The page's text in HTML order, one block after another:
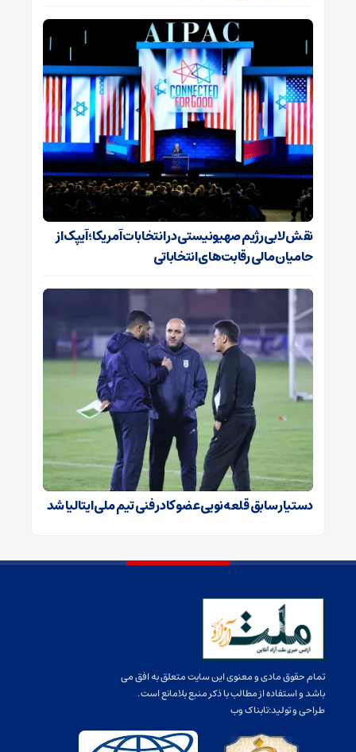
نقش لابی رژیم صهیونیستی در انتخابات آمریکا؛ آیپک از
حامیان مالی رقابت‌های انتخاباتی
دستیار سابق قلعه‌نویی عضو کادر فنی تیم ملی ایتالیا شد
تمام حقوق مادی و معنوی این سایت متعلق به افق می
باشد و استفاده از مطالب با ذکر منبع بلامانع است.
طراحی و تولید:تابناک وب